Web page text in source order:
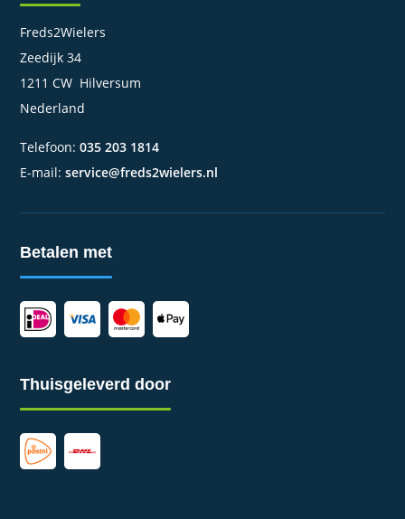
Freds2Wielers
Zeedijk 34
1211 CW Hilversum
Nederland
Telefoon:035 203 1814
E-mail:service@freds2wielers.nl
Betalen met
Thuisgeleverd door